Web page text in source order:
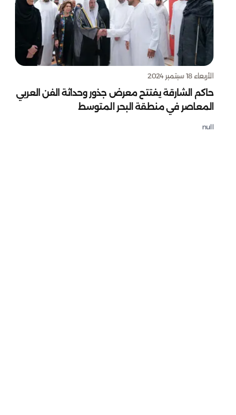
الأربعاء 18 سبتمبر 2024
حاكم الشارقة يفتتح معرض جذور وحداثة الفن العربي
المعاصر في منطقة البحر المتوسط
null